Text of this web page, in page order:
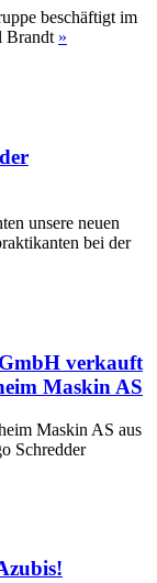
beschäftigt im
Brandt »
unsere neuen
bei der
verkauft
Maskin AS
Maskin AS aus
Schredder